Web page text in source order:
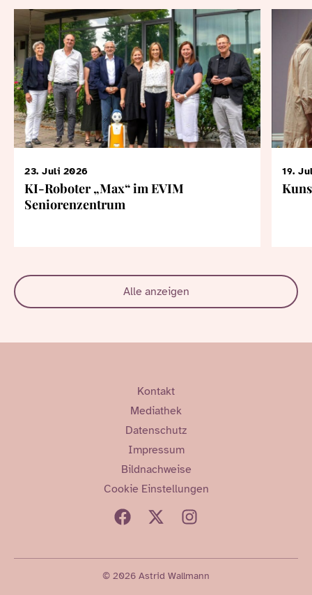
23. Juli 2026
KI-Roboter „Max“ im EVIM
Seniorenzentrum
19.
Alle anzeigen
Kontakt
Mediathek
Datenschutz
Impressum
Bildnachweise
Cookie Einstellungen
© 2026 Astrid Wallmann